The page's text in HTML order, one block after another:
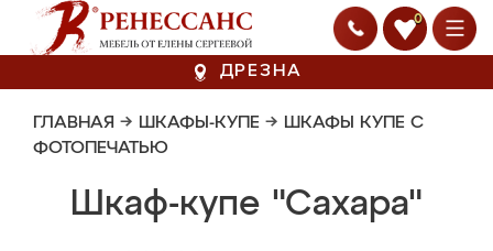
0
ДРЕЗНА
ГЛАВНАЯ → ШКАФЫ-КУПЕ → ШКАФЫ КУПЕ С
ФОТОПЕЧАТЬЮ
Шкаф-купе "Сахара"